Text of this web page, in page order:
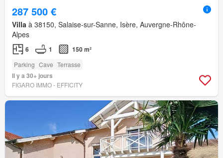
287 500 €
Villa à 38150, Salaise-sur-Sanne, Isère, Auvergne-Rhône-
Alpes
6 1 150 m²
Parking Cave Terrasse
Il y a 30+ jours
FIGARO IMMO - EFFICITY